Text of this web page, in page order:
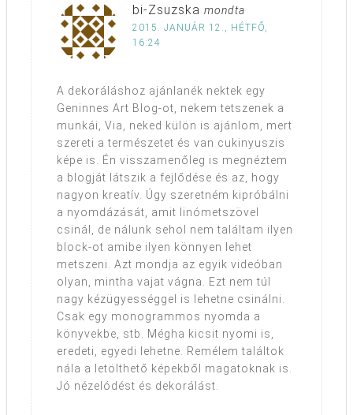
bi-Zsuzska mondta
2015. JANUÁR 12., HÉTFŐ,
16:24
A dekoráláshoz ajánlanék nektek egy
Geninnes Art Blog-ot, nekem tetszenek a
munkái, Via, neked külön is ajánlom, mert
szereti a természetet és van cukinyuszis
képe is. Én visszamenőleg is megnéztem
a blogját látszik a fejlődése és az, hogy
nagyon kreatív. Úgy szeretném kipróbálni
a nyomdázását, amit linómetszövel
csinál, de nálunk sehol nem találtam ilyen
block-ot amibe ilyen könnyen lehet
metszeni. Azt mondja az egyik videóban
olyan, mintha vajat vágna. Ezt nem túl
nagy kézügyességgel is lehetne csinálni.
Csak egy monogrammos nyomda a
könyvekbe, stb. Mégha kicsit nyomi is,
eredeti, egyedi lehetne. Remélem találtok
nála a letölthető képekből magatoknak is.
Jó nézelódést és dekorálást.